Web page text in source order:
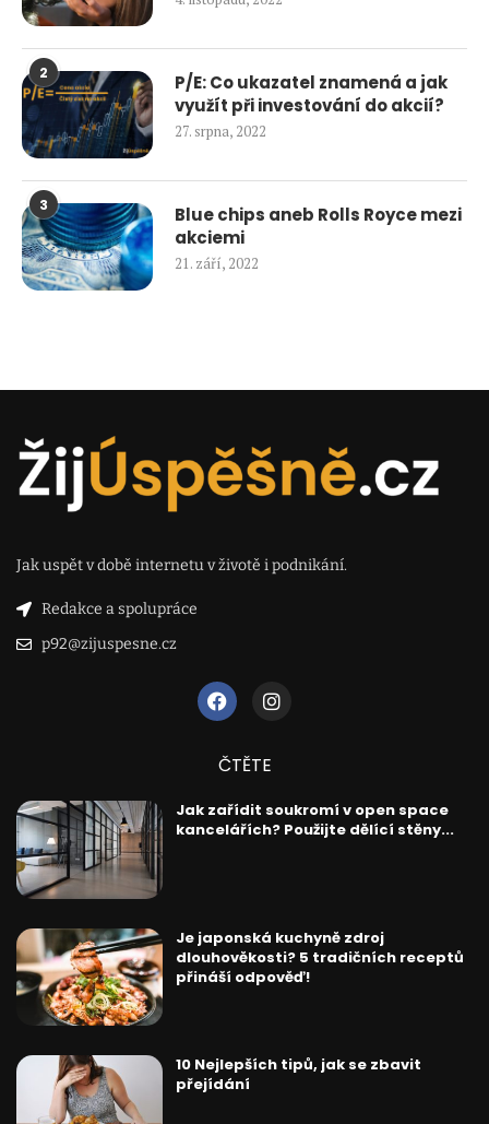
2
P/E: Co ukazatel znamená a jak
využít při investování do akcií?
27. srpna, 2022
3
Blue chips aneb Rolls Royce mezi
akciemi
21. září, 2022
Jak uspět v době internetu v životě i podnikání.
Redakce a spolupráce
p92@zijuspesne.cz
ČTĚTE
Jak zařídit soukromí v open space
kancelářích? Použijte dělící stěny...
Je japonská kuchyně zdroj
dlouhověkosti? 5 tradičních receptů
přináší odpověď!
10 Nejlepších tipů, jak se zbavit
přejídání